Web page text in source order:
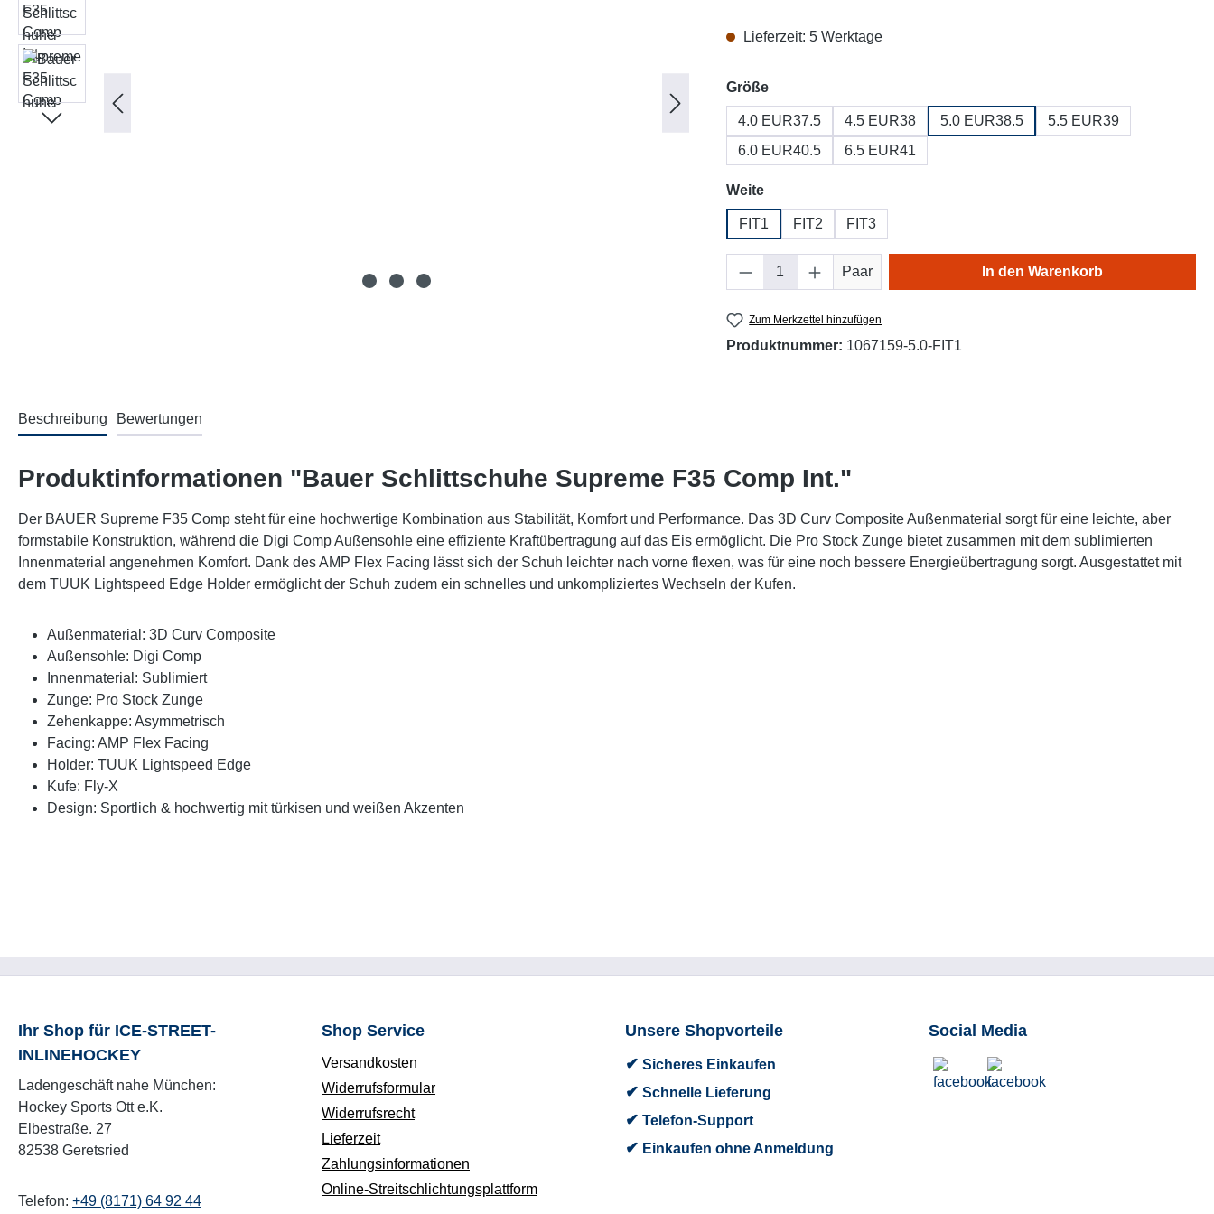
Lieferzeit: 5 Werktage
Größeauswählen
4.0 EUR37.5 4.5 EUR38 5.0 EUR38.5
5.5 EUR39
6.0 EUR40.5
6.5 EUR41
Weiteauswählen
FIT1 FIT2 FIT3
Produkt Anzahl: Gib den gewünschten Wert ein
Paar In den Warenkorb
Zum Merkzettel hinzufügen
Produktnummer: 1067159-5.0-FIT1
Beschreibung Bewertungen
Produktinformationen "Bauer Schlittschuhe Supreme F35 Comp Int."
Der BAUER Supreme F35 Comp steht für eine hochwertige Kombination aus Stabilität, Komfort und Performance. Das 3D Curv Composite Außenmaterial sorgt für eine leichte, aber
formstabile Konstruktion, während die Digi Comp Außensohle eine effiziente Kraftübertragung auf das Eis ermöglicht. Die Pro Stock Zunge bietet zusammen mit dem sublimierten
Innenmaterial angenehmen Komfort. Dank des AMP Flex Facing lässt sich der Schuh leichter nach vorne flexen, was für eine noch bessere Energieübertragung sorgt. Ausgestattet mit
dem TUUK Lightspeed Edge Holder ermöglicht der Schuh zudem ein schnelles und unkompliziertes Wechseln der Kufen.
Außenmaterial: 3D Curv Composite
Außensohle: Digi Comp
Innenmaterial: Sublimiert
Zunge: Pro Stock Zunge
Zehenkappe: Asymmetrisch
Facing: AMP Flex Facing
Holder: TUUK Lightspeed Edge
Kufe: Fly-X
Design: Sportlich & hochwertig mit türkisen und weißen Akzenten
Ihr Shop für ICE-STREET-
INLINEHOCKEY
Ladengeschäft nahe München:
Hockey Sports Ott e.K.
Elbestraße. 27
82538 Geretsried
Telefon: +49 (8171) 64 92 44
Shop Service
Versandkosten
Widerrufsformular
Widerrufsrecht
Lieferzeit
Zahlungsinformationen
Online-Streitschlichtungsplattform
Unsere Shopvorteile
✔ Sicheres Einkaufen
✔ Schnelle Lieferung
✔ Telefon-Support
✔ Einkaufen ohne Anmeldung
Social Media